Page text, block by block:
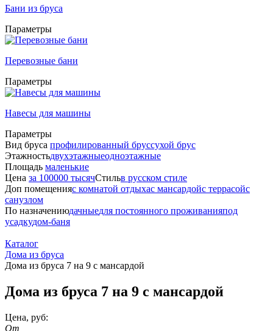
Бани из бруса
Параметры
Перевозные бани
Параметры
Навесы для машины
Параметры
Вид бруса профилированный бруссухой брус
Этажностьдвухэтажныеодноэтажные
Площадь маленькие
Цена за 100000 тысячСтильв русском стиле
Доп помещенияс комнатой отдыхас мансардойс террасойс
санузлом
По назначениюдачныедля постоянного проживанияпод
усадкудом-баня
Каталог
Дома из бруса
Дома из бруса 7 на 9 с мансардой
Дома из бруса 7 на 9 с мансардой
Цена, руб:
От